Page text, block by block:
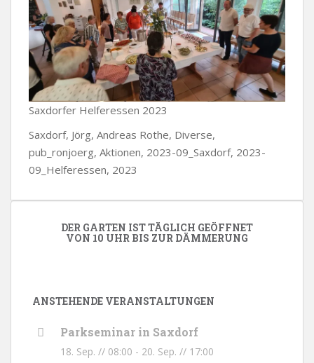
Saxdorfer Helferessen 2023
Saxdorf, Jörg, Andreas Rothe, Diverse,
pub_ronjoerg, Aktionen, 2023-09_Saxdorf, 2023-
09_Helferessen, 2023
DER GARTEN IST TÄGLICH GEÖFFNET
VON 10 UHR BIS ZUR DÄMMERUNG
ANSTEHENDE VERANSTALTUNGEN
Parkseminar in Saxdorf
18. Sep. // 08:00 - 20. Sep. // 17:00